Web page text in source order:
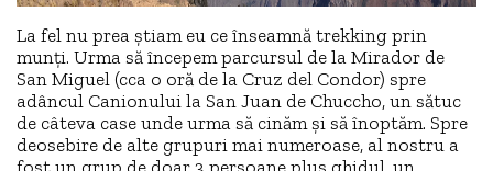
La fel nu prea știam eu ce înseamnă trekking prin
munți. Urma să începem parcursul de la Mirador de
San Miguel (cca o oră de la Cruz del Condor) spre
adâncul Canionului la San Juan de Chuccho, un sătuc
de câteva case unde urma să cinăm și să înoptăm. Spre
deosebire de alte grupuri mai numeroase, al nostru a